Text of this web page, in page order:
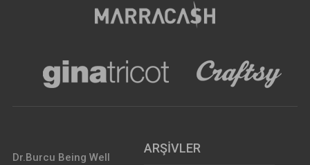
Dr.Burcu Being Well
ARŞIVLER